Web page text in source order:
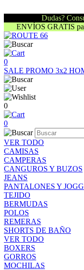
Dudas?
ENVÍOS GRATIS
0
SALE PROMO 3x2
0
0
VER TODO
CAMISAS
CAMPERAS
CANGUROS Y BUZOS
JEANS
PANTALONES Y
TEJIDO
BERMUDAS
POLOS
REMERAS
SHORTS DE BAÑO
VER TODO
BOXERS
GORROS
MOCHILAS